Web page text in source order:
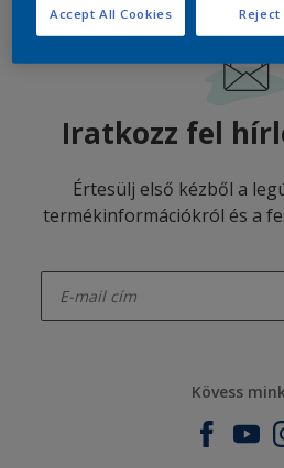
Iratkozz fel
Értesülj első kézből a
termékinformációkról és a
Kövess
Reject
Accept All Cookies